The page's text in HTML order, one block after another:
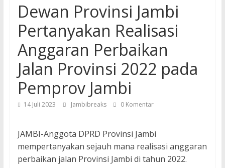
Dewan Provinsi Jambi
Pertanyakan Realisasi
Anggaran Perbaikan
Jalan Provinsi 2022 pada
Pemprov Jambi
14 Juli 2023 Jambibreaks 0 Komentar
JAMBI-Anggota DPRD Provinsi Jambi
mempertanyakan sejauh mana realisasi anggaran
perbaikan jalan Provinsi Jambi di tahun 2022.